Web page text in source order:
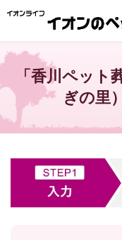
「香川ペット
ぎの里